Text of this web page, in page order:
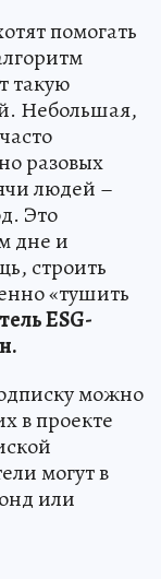
помогать
такую
Небольшая,
разовых
людей –
Это
дне и
строить
«тушить
ESG-
можно
в проекте
могут в
или